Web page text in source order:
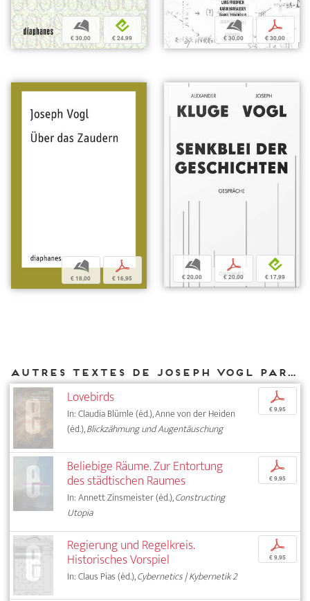
b
€ 30,00
e
€ 24,99
b
€ 30,00
p
€ 30,00
b
€ 18,00
p
€ 16,95
b
€ 20,00
p
€ 20,00
e
€ 17,99
Autres textes de Joseph Vogl parus chez DIAPHANES
Lovebirds
In: Claudia Blümle (éd.), Anne von der Heiden
(éd.),Blickzähmung und Augentäuschung
p
€ 9,95
Beliebige Räume. Zur Entortung
des städtischen Raumes
In: Annett Zinsmeister (éd.),Constructing
Utopia
p
€ 9,95
Regierung und Regelkreis.
Historisches Vorspiel
In: Claus Pias (éd.),Cybernetics | Kybernetik 2
p
€ 9,95